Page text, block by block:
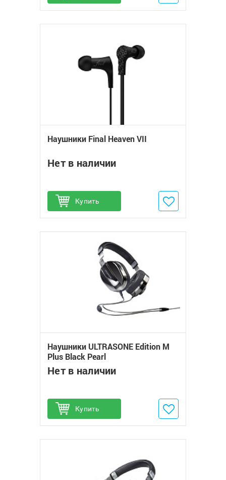
Наушники Final Heaven VII
Нет в наличии
Купить
Добавить в избранное
Наушники ULTRASONE Edition M
Plus Black Pearl
Нет в наличии
Купить
Добавить в избранное